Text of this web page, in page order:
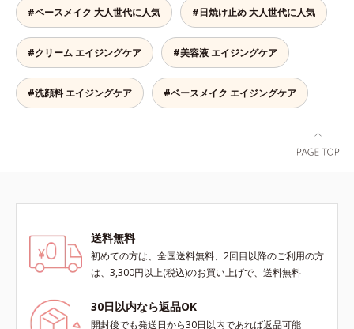
るおいによる*5 乾燥、ハリ・ツヤ
のなさ*6 乾燥による*7 保湿成分*8
ロニセラカエルレア果汁、ノバラエ
キス配合＝うるおいを与えハリと透
明感に満ちた肌へ導く保湿成分*9
メマツヨイグサ抽出液、スイカズラ
エキス配合＝角層のすみずみまで水
肌をやわらかくしながら角層まで浸
透。ADセラミドミックスが肌をす
こやかに整え、うるおいを蓄える肌
へと導きます。洗顔後すぐに使うこ
ムの肌なじみを高め、うるおいとツ
ヤのある肌を叶えます。*1 肌にハ
得できる、褒められ髪をご体感くだ
さい。*1 年齢に応じたお手入れの
こと *2 保湿成分
#ベースメイク 大人世代に人気 #日焼け止め 大人世代に人気
#クリーム エイジングケア #美容液 エイジングケア
#洗顔料 エイジングケア #ベースメイク エイジングケア
送料無料
初めての方は、全国送料無料、2回目以降のご利用の方
は、3,300円以上(税込)のお買い上げで、送料無料
30日以内なら返品OK
開封後でも発送日から30日以内であれば返品可能